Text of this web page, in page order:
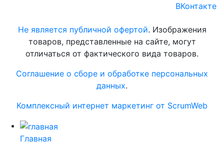
ВКонтакте
Не является публичной офертой. Изображения
товаров, представленные на сайте, могут
отличаться от фактического вида товаров.
Соглашение о сборе и обработке персональных
данных.
Комплексный интернет маркетинг от ScrumWeb
Главная